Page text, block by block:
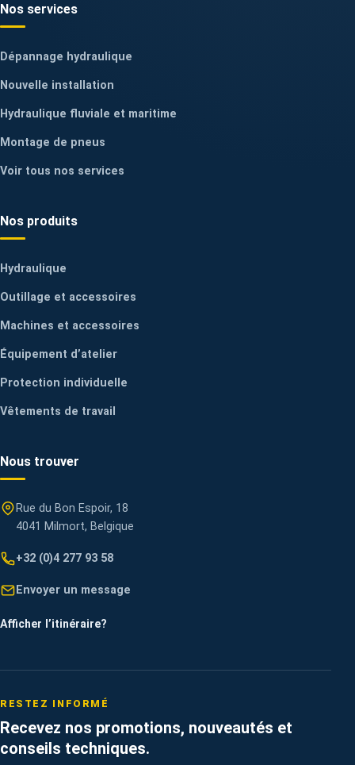
Nos services
Dépannage hydraulique
Nouvelle installation
Hydraulique fluviale et maritime
Montage de pneus
Voir tous nos services
Nos produits
Hydraulique
Outillage et accessoires
Machines et accessoires
Équipement d’atelier
Protection individuelle
Vêtements de travail
Nous trouver
Rue du Bon Espoir, 18
4041 Milmort, Belgique
+32 (0)4 277 93 58
Envoyer un message
Afficher l’itinéraire?
RESTEZ INFORMÉ
Recevez nos promotions, nouveautés et
conseils techniques.